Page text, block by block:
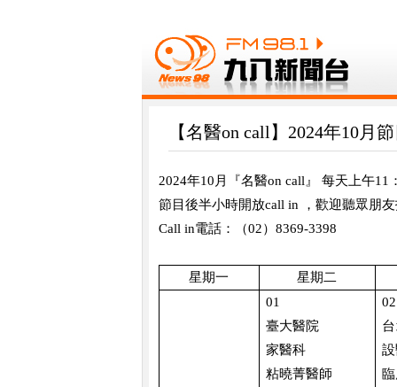
【名醫on call】2024年10月
2024年10 月『名醫on call 』 每天上午11
節目後半小時開放call in
，歡迎聽眾朋
Call in電話：（02） 8369-3398
星期一
星期二
01
臺大醫院
家醫科
粘曉菁醫師
02